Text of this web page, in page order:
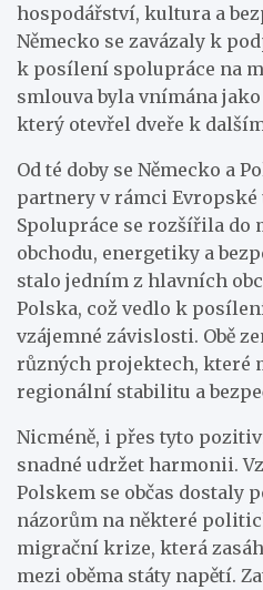
hospodářství, kultura a
Německo se zavázaly k
k posílení spolupráce na
smlouva byla vnímána
který otevřel dveře k
Od té doby se Německo a
partnery v rámci Evropské
Spolupráce se rozšířila do
obchodu, energetiky a
stalo jedním z hlavních
Polska, což vedlo k
vzájemné závislosti. Obě
různých projektech, které
regionální stabilitu a
Nicméně, i přes tyto
snadné udržet harmonii.
Polskem se občas dostaly
názorům na některé
migrační krize, která
mezi oběma státy napětí.